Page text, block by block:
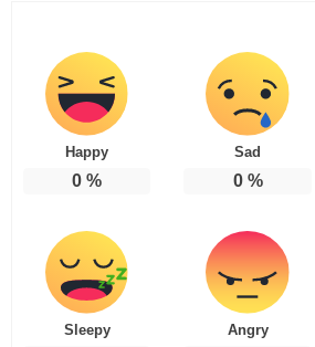
Happy
0 %
Sad
0%
Sleepy Angry